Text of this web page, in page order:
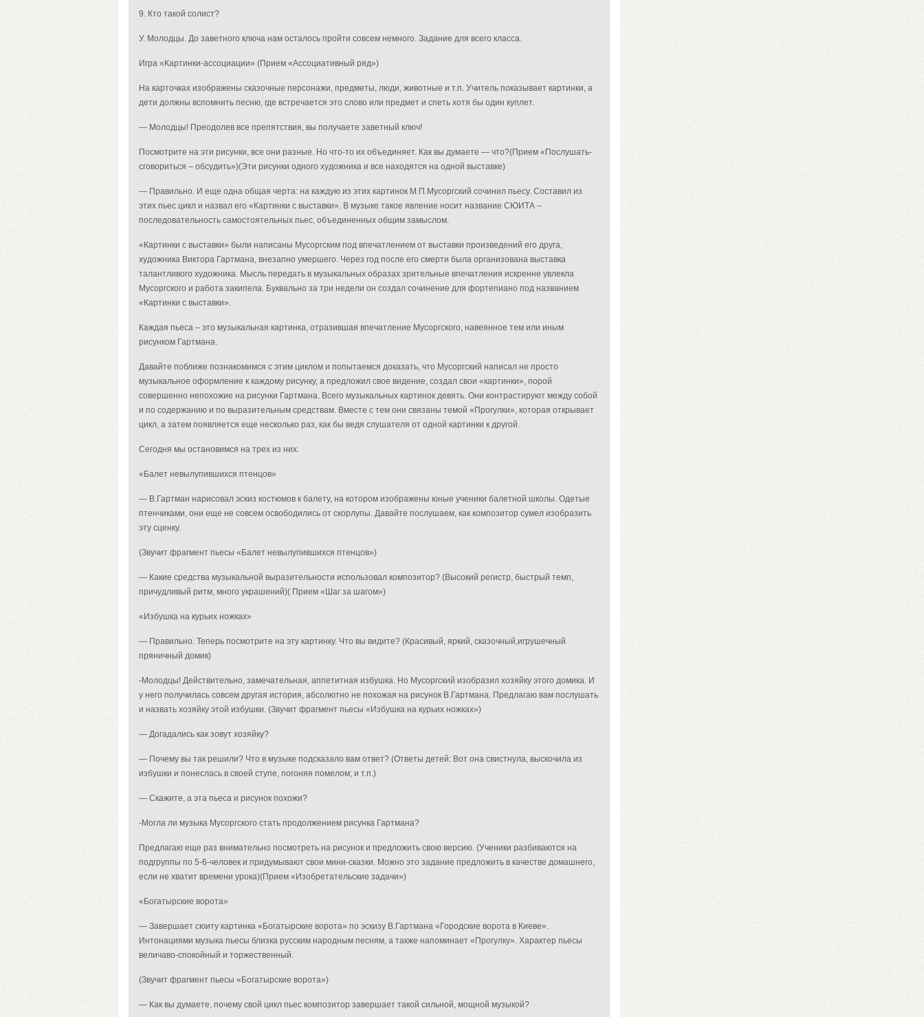
9. Кто такой солист?
У. Молодцы. До заветного ключа нам осталось пройти совсем немного. Задание для всего класса.
Игра «Картинки-ассоциации» (Прием «Ассоциативный ряд»)
На карточках изображены сказочные персонажи, предметы, люди, животные и т.п. Учитель показывает картинки, а
дети должны вспомнить песню, где встречается это слово или предмет и спеть хотя бы один куплет.
— Молодцы! Преодолев все препятствия, вы получаете заветный ключ!
Посмотрите на эти рисунки, все они разные. Но что-то их объединяет. Как вы думаете — что?(Прием «Послушать-
сговориться – обсудить»)(Эти рисунки одного художника и все находятся на одной выставке)
— Правильно. И еще одна общая черта: на каждую из этих картинок М.П.Мусоргский сочинил пьесу. Составил из
этих пьес цикл и назвал его «Картинки с выставки». В музыке такое явление носит название СЮИТА –
последовательность самостоятельных пьес, объединенных общим замыслом.
«Картинки с выставки» были написаны Мусоргским под впечатлением от выставки произведений его друга,
художника Виктора Гартмана, внезапно умершего. Через год после его смерти была организована выставка
талантливого художника. Мысль передать в музыкальных образах зрительные впечатления искренне увлекла
Мусоргского и работа закипела. Буквально за три недели он создал сочинение для фортепиано под названием
«Картинки с выставки».
Каждая пьеса – это музыкальная картинка, отразившая впечатление Мусоргского, навеянное тем или иным
рисунком Гартмана.
Давайте поближе познакомимся с этим циклом и попытаемся доказать, что Мусоргский написал не просто
музыкальное оформление к каждому рисунку, а предложил свое видение, создал свои «картинки», порой
совершенно непохожие на рисунки Гартмана. Всего музыкальных картинок девять. Они контрастируют между собой
и по содержанию и по выразительным средствам. Вместе с тем они связаны темой «Прогулки», которая открывает
цикл, а затем появляется еще несколько раз, как бы ведя слушателя от одной картинки к другой.
Сегодня мы остановимся на трех из них.
«Балет невылупившихся птенцов»
— В.Гартман нарисовал эскиз костюмов к балету, на котором изображены юные ученики балетной школы. Одетые
птенчиками, они еще не совсем освободились от скорлупы. Давайте послушаем, как композитор сумел изобразить
эту сценку.
(Звучит фрагмент пьесы «Балет невылупившихся птенцов»)
— Какие средства музыкальной выразительности использовал композитор? (Высокий регистр, быстрый темп,
причудливый ритм, много украшений)( Прием «Шаг за шагом»)
«Избушка на курьих ножках»
— Правильно. Теперь посмотрите на эту картинку. Что вы видите? (Красивый, яркий, сказочный,игрушечный
пряничный домик)
-Молодцы! Действительно, замечательная, аппетитная избушка. Но Мусоргский изобразил хозяйку этого домика. И
у него получилась совсем другая история, абсолютно не похожая на рисунок В.Гартмана. Предлагаю вам послушать
и назвать хозяйку этой избушки. (Звучит фрагмент пьесы «Избушка на курьих ножках»)
— Догадались как зовут хозяйку?
— Почему вы так решили? Что в музыке подсказало вам ответ? (Ответы детей: Вот она свистнула, выскочила из
избушки и понеслась в своей ступе, погоняя помелом; и т.п.)
— Скажите, а эта пьеса и рисунок похожи?
-Могла ли музыка Мусоргского стать продолжением рисунка Гартмана?
Предлагаю еще раз внимательно посмотреть на рисунок и предложить свою версию. (Ученики разбиваются на
подгруппы по 5-6-человек и придумывают свои мини-сказки. Можно это задание предложить в качестве домашнего,
если не хватит времени урока)(Прием «Изобретательские задачи»)
«Богатырские ворота»
— Завершает сюиту картинка «Богатырские ворота» по эскизу В.Гартмана «Городские ворота в Киеве».
Интонациями музыка пьесы близка русским народным песням, а также напоминает «Прогулку». Характер пьесы
величаво-спокойный и торжественный.
(Звучит фрагмент пьесы «Богатырские ворота»)
— Как вы думаете, почему свой цикл пьес композитор завершает такой сильной, мощной музыкой?